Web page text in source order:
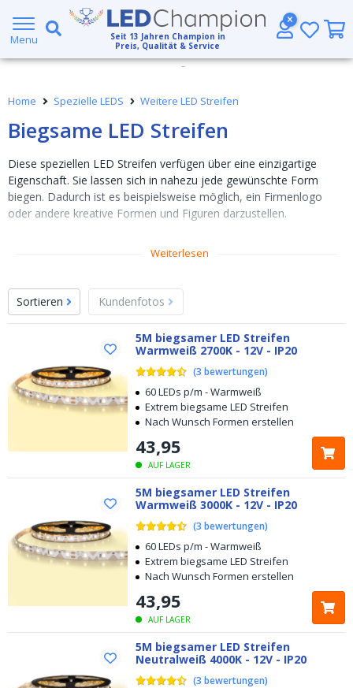
Menu Seit 13 Jahren Champion in
Preis, Qualität & Service
5 Jahre Garantie
Großer Lagerbestand
Heute bestellt, am selben Tag verschickt
Home Spezielle LEDS Weitere LED Streifen
Biegsame LED Streifen
Diese speziellen LED Streifen verfügen über eine einzigartige
Eigenschaft. Sie lassen sich in nahezu jede gewünschte Form
biegen. Dadurch ist es beispielsweise möglich, ein Firmenlogo
oder andere kreative Formen und Figuren darzustellen.
Biegsamer LED Streifen – SMD 2835
5M Länge – 12V
Erhältlich in warmweiß, neutralweiß und tageslichtweiß
IP20 Schutzart: nicht wasserdicht, geeignet für den
Weiterlesen
Sortieren Kundenfotos
5M biegsamer LED Streifen
Warmweiß 2700K - 12V - IP20
(3 bewertungen)
AUF LAGER
43,95
60 LEDs p/m - Warmweiß
Extrem biegsame LED Streifen
Nach Wunsch Formen erstellen
5M biegsamer LED Streifen
Warmweiß 3000K - 12V - IP20
(3 bewertungen)
AUF LAGER
43,95
60 LEDs p/m - Warmweiß
Extrem biegsame LED Streifen
Nach Wunsch Formen erstellen
5M biegsamer LED Streifen
Neutralweiß 4000K - 12V - IP20
(3 bewertungen)